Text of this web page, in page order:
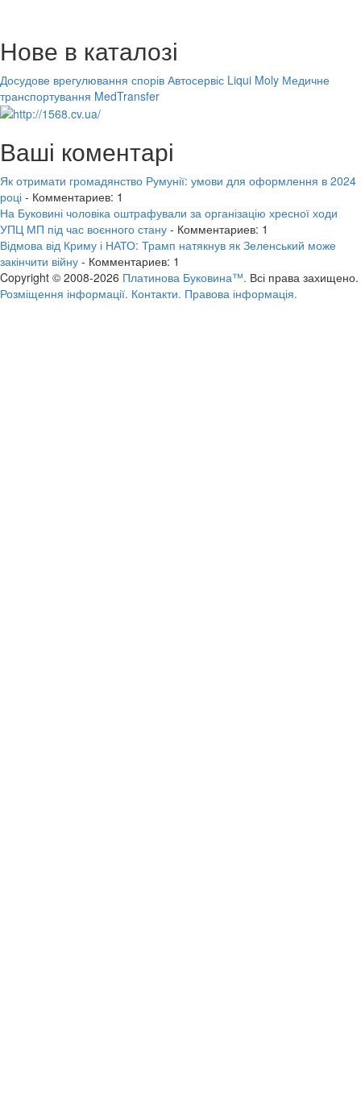
Нове в каталозі
Досудове врегулювання спорів Автосервіс Liqui Moly Медичне
транспортування MedTransfer
Ваші коментарі
Як отримати громадянство Румунії: умови для оформлення в 2024
році - Комментариев: 1
На Буковині чоловіка оштрафували за організацію хресної ходи
УПЦ МП під час воєнного стану - Комментариев: 1
Відмова від Криму і НАТО: Трамп натякнув як Зеленський може
закінчити війну - Комментариев: 1
Copyright © 2008-2026 Платинова Буковина™. Всі права захищено.
Розміщення інформації. Контакти. Правова інформація.